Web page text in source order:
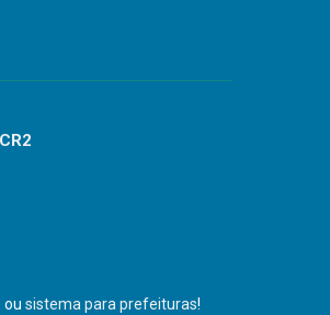
ou sistema para prefeituras!